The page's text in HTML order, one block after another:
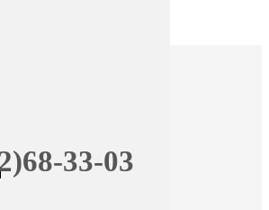
33-03